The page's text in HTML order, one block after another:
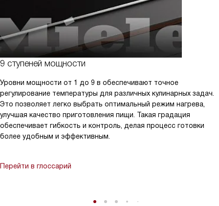
9 ступеней мощности
Уровни мощности от 1 до 9 в обеспечивают точное
регулирование температуры для различных кулинарных задач.
Это позволяет легко выбрать оптимальный режим нагрева,
улучшая качество приготовления пищи. Такая градация
обеспечивает гибкость и контроль, делая процесс готовки
более удобным и эффективным.
Перейти в глоссарий